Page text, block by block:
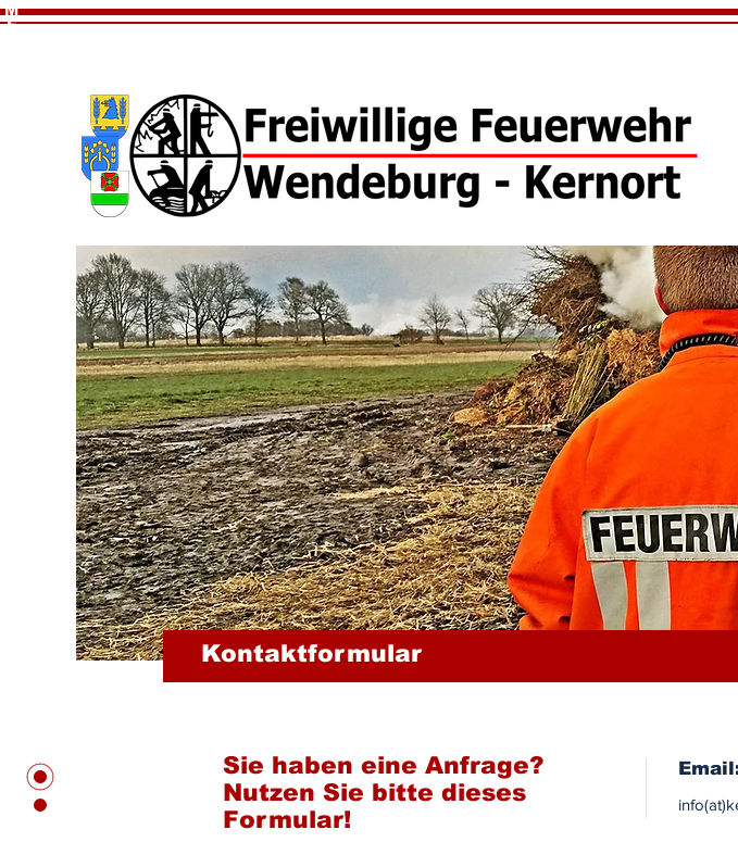
M
E
Kontaktformular
Sie haben eine Anfrage?
Nutzen Sie bitte dieses
Formular!
info